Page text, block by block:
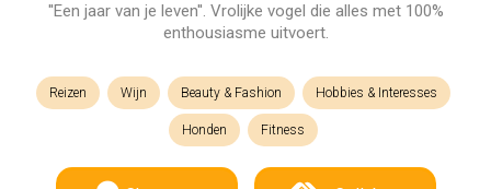
''Een jaar van je leven''. Vrolijke vogel die alles met 100%
enthousiasme uitvoert.
Reizen Wijn Beauty & Fashion Hobbies & Interesses
Honden Fitness